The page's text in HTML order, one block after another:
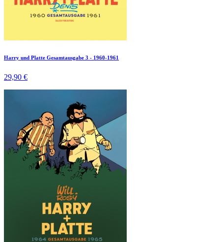
Harry und Platte Gesamtausgabe 3 - 1960-1961
29,90 €